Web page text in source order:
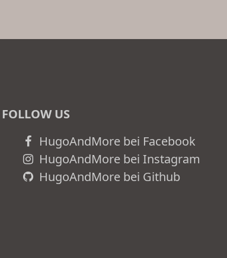
FOLLOW US
HugoAndMore bei Facebook
HugoAndMore bei Instagram
HugoAndMore bei Github